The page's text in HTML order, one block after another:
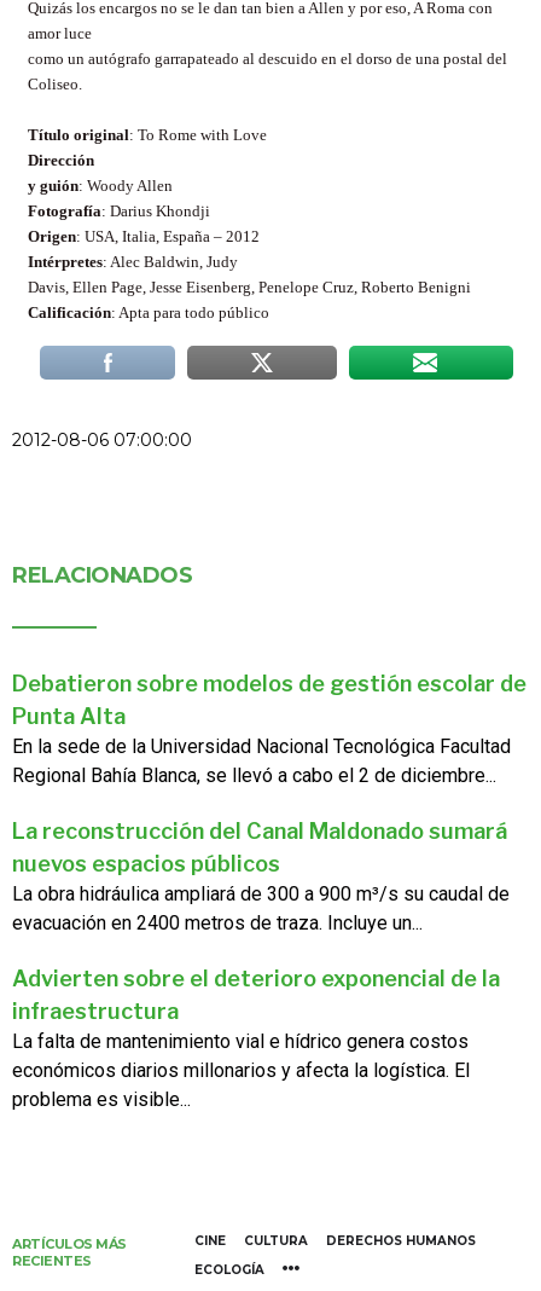
Quizás los encargos no se le dan tan bien a Allen y por eso, A Roma con
amor luce
como un autógrafo garrapateado al descuido en el dorso de una postal del
Coliseo.
Título original: To Rome with Love
Dirección
y guión: Woody Allen
Fotografía: Darius Khondji
Origen: USA, Italia, España – 2012
Intérpretes: Alec Baldwin, Judy
Davis, Ellen Page, Jesse Eisenberg, Penelope Cruz, Roberto Benigni
Calificación: Apta para todo público
2012-08-06 07:00:00
RELACIONADOS
Debatieron sobre modelos de gestión escolar de
Punta Alta
En la sede de la Universidad Nacional Tecnológica Facultad
Regional Bahía Blanca, se llevó a cabo el 2 de diciembre...
La reconstrucción del Canal Maldonado sumará
nuevos espacios públicos
La obra hidráulica ampliará de 300 a 900 m³/s su caudal de
evacuación en 2400 metros de traza. Incluye un...
Advierten sobre el deterioro exponencial de la
infraestructura
La falta de mantenimiento vial e hídrico genera costos
económicos diarios millonarios y afecta la logística. El
problema es visible...
ARTÍCULOS MÁS
RECIENTES
CINE CULTURA
DERECHOS HUMANOS
ECOLOGÍA